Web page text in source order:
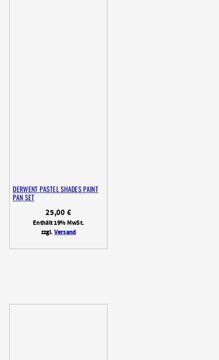
DERWENT PASTEL SHADES PAINT
PAN SET
25,00€
Enthält 19% MwSt.
zzgl.Versand